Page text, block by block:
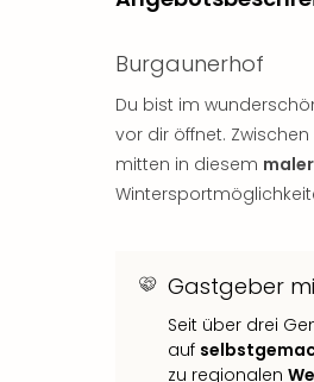
Burgaunerhof
Du bist im
vor dir öffnet.
mitten in diesem
Gastgeber
Seit über drei
auf
zu regionalen